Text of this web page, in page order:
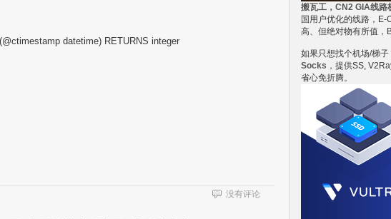
datetime) RETURNS integer
没有评论
搬瓦工，CN2 GIA线路
国用户优化的线路，E-
高、但绝对物有所值，
如果只想找个机场/梯
Socks ，提供SS,
省心免折腾。